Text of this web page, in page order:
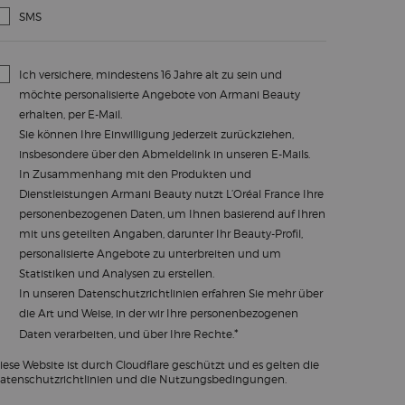
SMS
Ich versichere, mindestens 16 Jahre alt zu sein und
möchte personalisierte Angebote von Armani Beauty
erhalten, per E-Mail.
Sie können Ihre Einwilligung jederzeit zurückziehen,
insbesondere über den Abmeldelink in unseren E-Mails.
In Zusammenhang mit den Produkten und
Dienstleistungen Armani Beauty nutzt L’Oréal France Ihre
personenbezogenen Daten, um Ihnen basierend auf Ihren
mit uns geteilten Angaben, darunter Ihr Beauty-Profil,
personalisierte Angebote zu unterbreiten und um
Statistiken und Analysen zu erstellen.
In unseren Datenschutzrichtlinien erfahren Sie mehr über
die Art und Weise, in der wir Ihre personenbezogenen
Daten verarbeiten, und über Ihre Rechte.*
Website ist durch Cloudflare geschützt und es gelten die
und die Nutzungsbedingungen.